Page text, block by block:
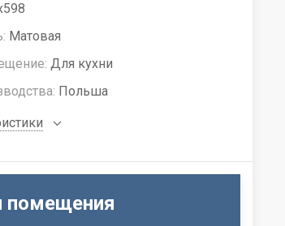
Матовая
Для кухни
Польша
помещения